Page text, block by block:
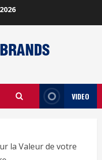
VIDEO
la Valeur de votre